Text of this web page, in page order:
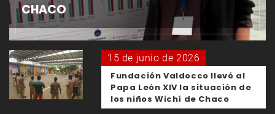
CHACO
15 de junio de 2026
Fundación Valdocco llevó al
Papa León XIV la situación de
los niños Wichí de Chaco